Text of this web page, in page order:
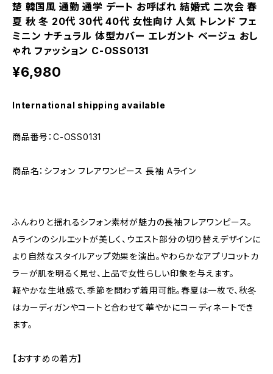
楚 韓国風 通勤 通学 デート お呼ばれ 結婚式 二次会 春
夏 秋 冬 20代 30代 40代 女性向け 人気 トレンド フェ
ミニン ナチュラル 体型カバー エレガント ベージュ おし
ゃれ ファッション C-OSS0131
¥6,980
International shipping available
商品番号：C-OSS0131
商品名：シフォン フレアワンピース 長袖 Aライン
ふんわりと揺れるシフォン素材が魅力の長袖フレアワンピース。
Aラインのシルエットが美しく、ウエスト部分の切り替えデザインに
より自然なスタイルアップ効果を演出。やわらかなアプリコットカ
ラーが肌を明るく見せ、上品で女性らしい印象を与えます。
軽やかな生地感で、季節を問わず着用可能。春夏は一枚で、秋冬
はカーディガンやコートと合わせて華やかにコーディネートでき
ます。
【おすすめの着方】